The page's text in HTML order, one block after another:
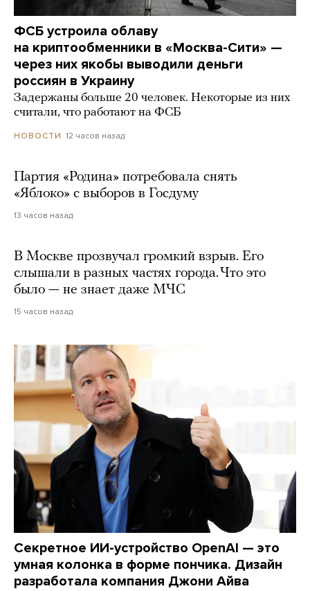
ФСБ устроила облаву
на криптообменники в «Москва-Сити» —
через них якобы выводили деньги
россиян в Украину
Задержаны больше 20 человек. Некоторые из них
считали, что работают на ФСБ
НОВОСТИ 12 часов назад
Партия «Родина» потребовала снять
«Яблоко» с выборов в Госдуму
13 часов назад
В Москве прозвучал громкий взрыв. Его
слышали в разных частях города. Что это
было — не знает даже МЧС
15 часов назад
Секретное ИИ-устройство OpenAI — это
умная колонка в форме пончика. Дизайн
разработала компания Джони Айва